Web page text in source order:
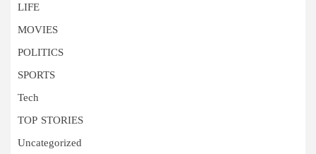
LIFE
MOVIES
POLITICS
SPORTS
Tech
TOP STORIES
Uncategorized